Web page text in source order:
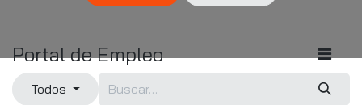
Portal de Empleo
Todos